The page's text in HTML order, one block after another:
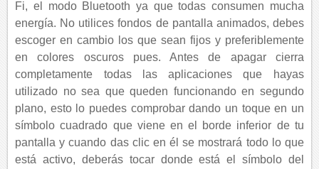
Fi, el modo Bluetooth ya que todas consumen mucha
energía. No utilices fondos de pantalla animados, debes
escoger en cambio los que sean fijos y preferiblemente
en colores oscuros pues. Antes de apagar cierra
completamente todas las aplicaciones que hayas
utilizado no sea que queden funcionando en segundo
plano, esto lo puedes comprobar dando un toque en un
símbolo cuadrado que viene en el borde inferior de tu
pantalla y cuando das clic en él se mostrará todo lo que
está activo, deberás tocar donde está el símbolo del